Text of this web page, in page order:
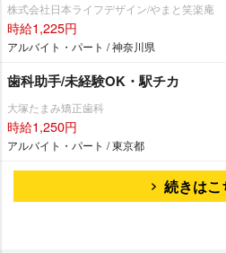
株式会社日本ライフデザイン/やまと笑楽庵
時給1,225円
アルバイト・パート / 神奈川県
歯科助手/未経験OK・駅チカ
大塚たまみ矯正歯科
時給1,250円
アルバイト・パート / 東京都
続きはこ